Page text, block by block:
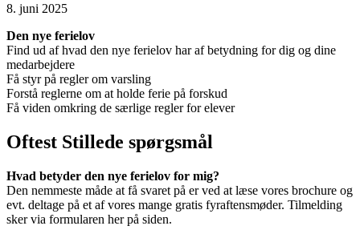
8. juni 2025
Den nye ferielov
Find ud af hvad den nye ferielov har af betydning for dig og dine
medarbejdere
Få styr på regler om varsling
Forstå reglerne om at holde ferie på forskud
Få viden omkring de særlige regler for elever
Oftest Stillede spørgsmål
Hvad betyder den nye ferielov for mig?
Den nemmeste måde at få svaret på er ved at læse vores brochure og
evt. deltage på et af vores mange gratis fyraftensmøder. Tilmelding
sker via formularen her på siden.